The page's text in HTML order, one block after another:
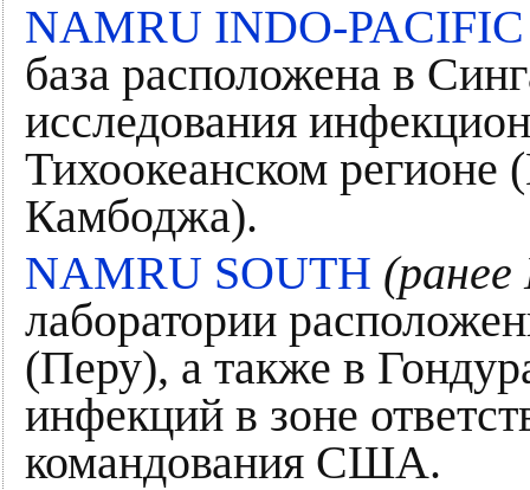
NAMRU INDO-PACIFIC
база расположена в
исследования
Тихоокеанском
Камбоджа).
NAMRU SOUTH
лаборатории
(Перу), а также в
инфекций в зоне
командования США.